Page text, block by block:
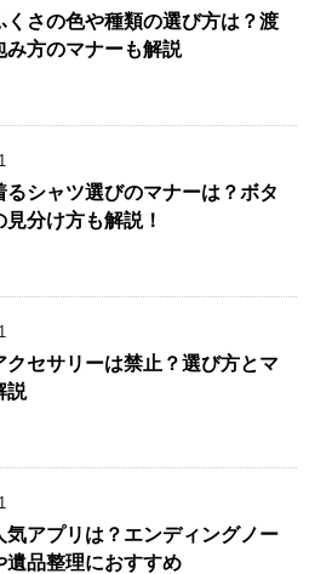
くさの色や種類の選び方は？渡
み方のマナーも解説
るシャツ選びのマナーは？ボタ
見分け方も解説！
クセサリーは禁止？選び方とマ
説
気アプリは？エンディングノー
遺品整理におすすめ